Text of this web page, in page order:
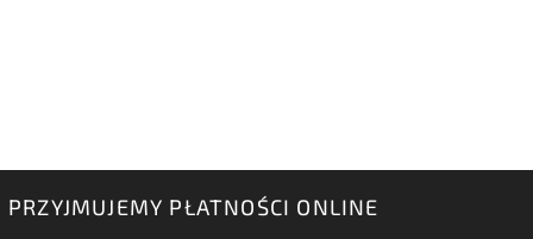
PRZYJMUJEMY PŁATNOŚCI ONLINE